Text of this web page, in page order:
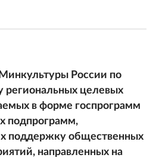
России по
региональных целевых
в форме госпрограмм
подпрограмм,
поддержку общественных
направленных на